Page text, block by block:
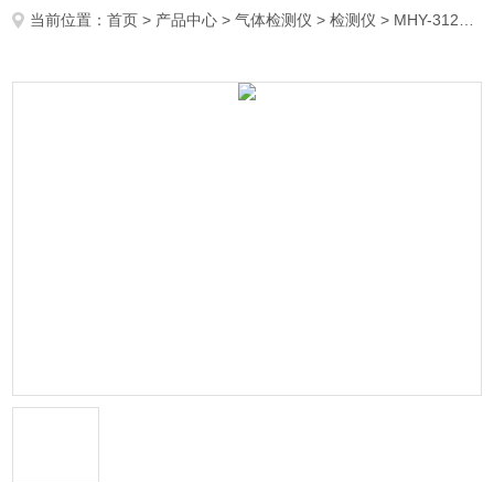
当前位置：首页 > 产品中心 >气体检测仪 >检测仪 > MHY-31248在线式三合一检测仪